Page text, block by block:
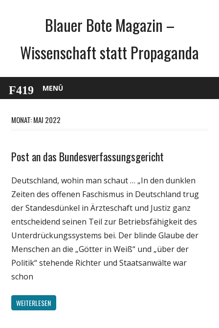
Blauer Bote Magazin –
Wissenschaft statt Propaganda
MENÜ
MONAT: MAI 2022
Gesellschaft
Politik
Wirtschaft
Wissenschaft
Post an das Bundesverfassungsgericht
Deutschland, wohin man schaut … „In den dunklen
Zeiten des offenen Faschismus in Deutschland trug
der Standesdünkel in Ärzteschaft und Justiz ganz
entscheidend seinen Teil zur Betriebsfähigkeit des
Unterdrückungssystems bei. Der blinde Glaube der
Menschen an die „Götter in Weiß“ und „über der
Politik“ stehende Richter und Staatsanwälte war
schon
WEITERLESEN